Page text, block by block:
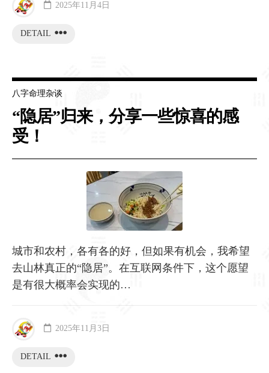
DETAIL
2025年11月4日
八字命理杂谈
“隐居”归来，分享一些惊喜的感
受！
城市和农村，各有各的好，但如果有机会，我希望
去山林真正的“隐居”。在互联网条件下，这个愿望
是有很大概率会实现的…
DETAIL
2025年11月3日